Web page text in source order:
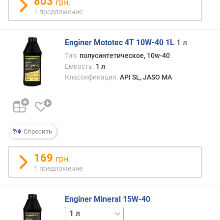
л
н
я
п
о
к
о
л
ч
е
с
т
р
е
грн.
1 предложение
Спросить
Enginer Mototec 4T 10W-40 1L 1 л
Тип: полусинтетическое, 10w-40
Емкость: 1 л
Классификация: API SL, JASO MA
169 грн.
1 предложение
Enginer Mineral 15W-40
5 л